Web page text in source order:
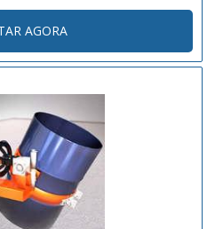
do comprador, podendo ser de
de 4500 L ou modelos
L. O tanque de químico ....
AGORA